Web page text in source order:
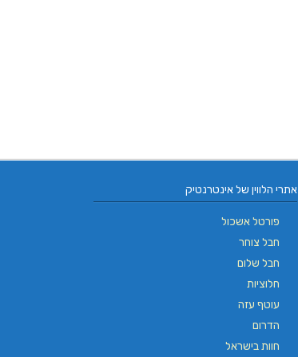
אתרי הלווין של אינטרנטיק
פורטל אשכול
חבל צוחר
חבל שלום
חלוציות
עוטף עזה
הדרום
חוות בישראל